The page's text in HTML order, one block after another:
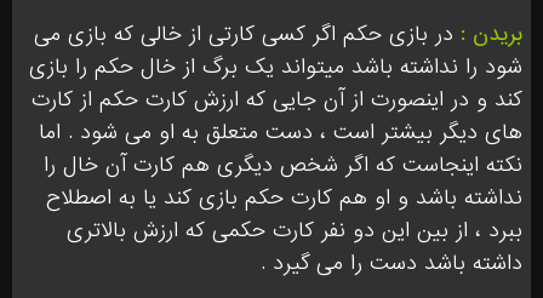
بریدن : در بازی حکم اگر کسی کارتی از خالی که بازی می
شود را نداشته باشد میتواند یک برگ از خال حکم را بازی
کند و در اینصورت از آن جایی که ارزش کارت حکم از کارت
های دیگر بیشتر است ، دست متعلق به او می شود . اما
نکته اینجاست که اگر شخص دیگری هم کارت آن خال را
نداشته باشد و او هم کارت حکم بازی کند یا به اصطلاح
ببرد ، از بین این دو نفر کارت حکمی که ارزش بالاتری
داشته باشد دست را می گیرد .